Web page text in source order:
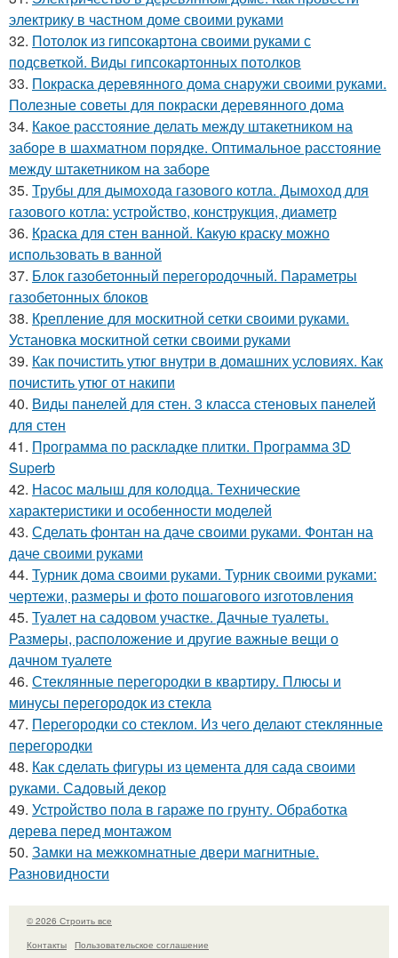
электрику в частном доме своими руками
32. Потолок из гипсокартона своими руками с
подсветкой. Виды гипсокартонных потолков
33. Покраска деревянного дома снаружи своими руками.
Полезные советы для покраски деревянного дома
34. Какое расстояние делать между штакетником на
заборе в шахматном порядке. Оптимальное расстояние
между штакетником на заборе
35. Трубы для дымохода газового котла. Дымоход для
газового котла: устройство, конструкция, диаметр
36. Краска для стен ванной. Какую краску можно
использовать в ванной
37. Блок газобетонный перегородочный. Параметры
газобетонных блоков
38. Крепление для москитной сетки своими руками.
Установка москитной сетки своими руками
39. Как почистить утюг внутри в домашних условиях. Как
почистить утюг от накипи
40. Виды панелей для стен. 3 класса стеновых панелей
для стен
41. Программа по раскладке плитки. Программа 3D
Superb
42. Насос малыш для колодца. Технические
характеристики и особенности моделей
43. Сделать фонтан на даче своими руками. Фонтан на
даче своими руками
44. Турник дома своими руками. Турник своими руками:
чертежи, размеры и фото пошагового изготовления
45. Туалет на садовом участке. Дачные туалеты.
Размеры, расположение и другие важные вещи о
дачном туалете
46. Стеклянные перегородки в квартиру. Плюсы и
минусы перегородок из стекла
47. Перегородки со стеклом. Из чего делают стеклянные
перегородки
48. Как сделать фигуры из цемента для сада своими
руками. Садовый декор
49. Устройство пола в гараже по грунту. Обработка
дерева перед монтажом
50. Замки на межкомнатные двери магнитные.
Разновидности
© 2026 Строить все
Контакты
Пользовательское соглашение